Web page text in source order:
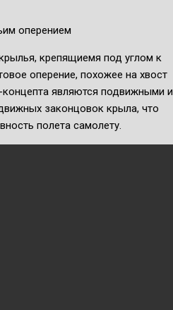
крепящиемя под углом к
оперение, похожее на хвост
являются подвижными и
законцовок крыла, что
полета самолету.